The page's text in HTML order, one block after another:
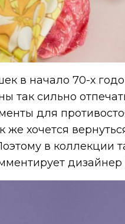
в начало 70-х
так сильно
для
же хочется
в коллекции